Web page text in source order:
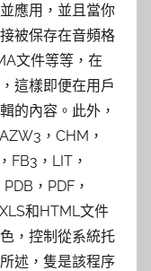
應用，並且當你
被保存在音頻格
文件等等，在
這樣即便在用戶
的內容。此外，
，CHM，
FB3，LIT，
，PDF，
和HTML文件
，控制從系統托
述，隻是該程序